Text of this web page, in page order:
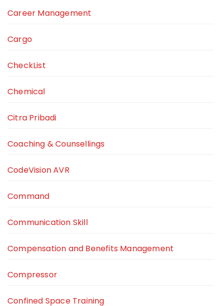
Career Management
Cargo
CheckList
Chemical
Citra Pribadi
Coaching & Counsellings
CodeVision AVR
Command
Communication Skill
Compensation and Benefits Management
Compressor
Confined Space Training